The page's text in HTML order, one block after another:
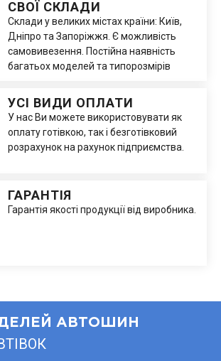
СВОЇ СКЛАДИ
Склади у великих містах країни: Київ,
Дніпро та Запоріжжя. Є можливість
самовивезення. Постійна наявність
багатьох моделей та типорозмірів
УСІ ВИДИ ОПЛАТИ
У нас Ви можете використовувати як
оплату готівкою, так і безготівковий
розрахунок на рахунок підприємства.
ГАРАНТІЯ
Гарантія якості продукції від виробника.
АВТОШИН